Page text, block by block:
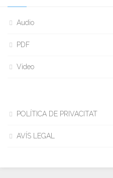
Audio
PDF
Video
POLÍTICA DE PRIVACITAT
AVÍS LEGAL